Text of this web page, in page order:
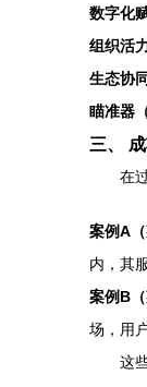
数字化
组织活
生态协
瞄准器
三、
在
案例A（
内，其
案例B
场，用
这